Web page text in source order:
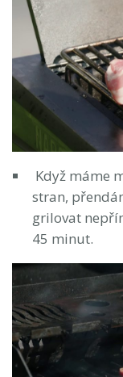
Když máme
stran,
grilovat
45 minut.